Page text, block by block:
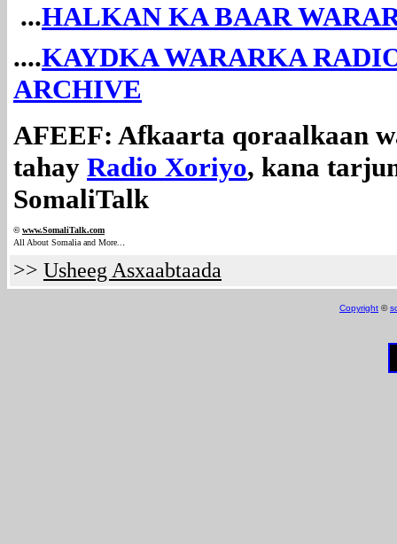
...HALKAN KA BAAR
....KAYDKA WARARKA
ARCHIVE
AFEEF: Afkaarta qoraalkaan
tahay Radio Xoriyo, kana
SomaliTalk
©www.SomaliTalk.com
All About Somalia and More.. .
>> Usheeg Asxaabtaada
Copyright ©